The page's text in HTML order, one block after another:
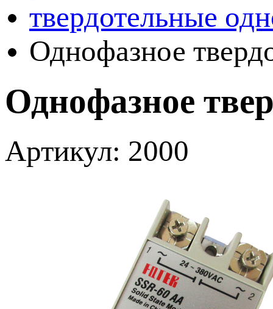
твердотельные
Однофазное
Однофазное
Артикул: 2000